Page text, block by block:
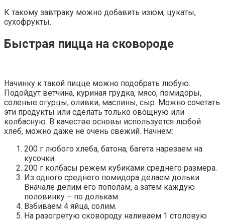
К такому завтраку можно добавить изюм, цукаты,
сухофрукты.
Быстрая пицца на сковороде
Начинку к такой пицце можно подобрать любую.
Подойдут ветчина, куриная грудка, мясо, помидоры,
соленые огурцы, оливки, маслины, сыр. Можно сочетать
эти продукты или сделать только овощную или
колбасную. В качестве основы используется любой
хлеб, можно даже не очень свежий. Начнем:
200 г любого хлеба, батона, багета нарезаем на
кусочки.
200 г колбасы режем кубиками среднего размера.
Из одного среднего помидора делаем дольки.
Вначале делим его пополам, а затем каждую
половинку – по долькам.
Взбиваем 4 яйца, солим.
На разогретую сковороду наливаем 1 столовую